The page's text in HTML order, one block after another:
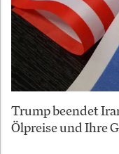
Trump beendet
Ölpreise und Ihre